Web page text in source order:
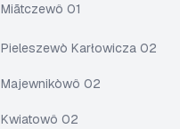
Miãtczewô 01
Pieleszewò Karłowicza 02
Majewnikòwô 02
Kwiatowô 02